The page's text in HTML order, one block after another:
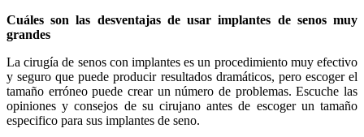
Cuáles son las desventajas de usar implantes de senos muy
grandes
La cirugía de senos con implantes es un procedimiento muy efectivo
y seguro que puede producir resultados dramáticos, pero escoger el
tamaño erróneo puede crear un número de problemas. Escuche las
opiniones y consejos de su cirujano antes de escoger un tamaño
especifico para sus implantes de seno.